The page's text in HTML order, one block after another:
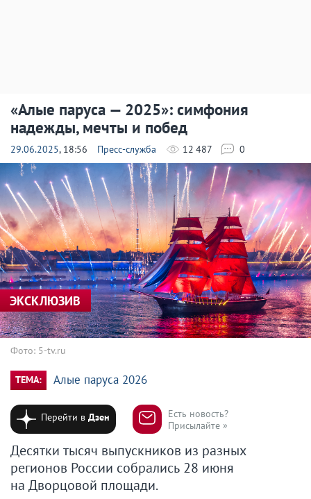
«Алые паруса — 2025»: симфония
надежды, мечты и побед
29.06.2025, 18:56 Пресс-служба 12 487 0
ЭКСКЛЮЗИВ
Фото: 5-tv.ru
ТЕМА: Алые паруса 2026
Перейти вДзен
Есть новость?
Присылайте »
Десятки тысяч выпускников из разных
регионов России собрались 28 июня
на Дворцовой площади.